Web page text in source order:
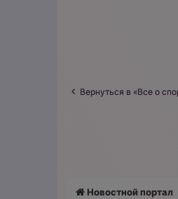
Вернуться в «Все о
Новостной портал